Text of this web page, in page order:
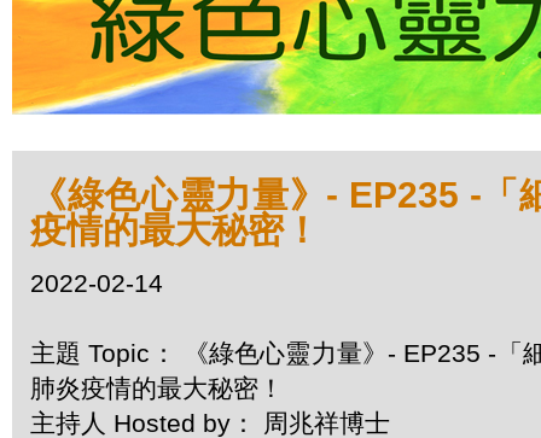
《綠色心靈力量》- EP235 -
疫情的最大秘密！
2022-02-14
主題 Topic： 《綠色心靈力量》- EP235 -「
肺炎疫情的最大秘密！
主持人 Hosted by： 周兆祥博士